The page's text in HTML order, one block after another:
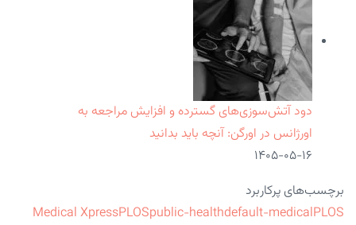
دود آتش‌سوزی‌های گسترده و افزایش مراجعه به
اورژانس در اورگن: آنچه باید بدانید
۱۴۰۵-۰۵-۱۶
برچسب‌های پرکاربرد
Medical XpressPLOSpublic-healthdefault-medicalPLOS